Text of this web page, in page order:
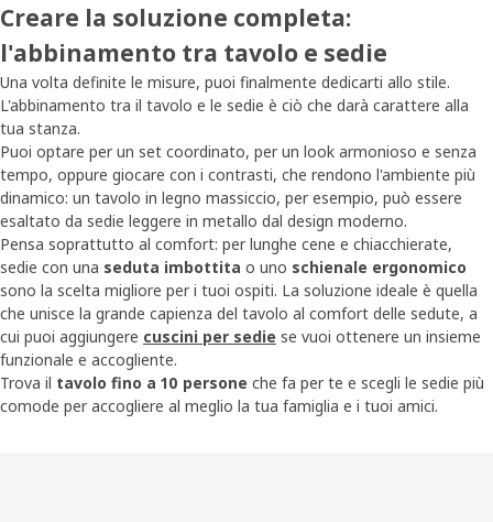
Creare la soluzione completa:
l'abbinamento tra tavolo e sedie
Una volta definite le misure, puoi finalmente dedicarti allo stile.
L'abbinamento tra il tavolo e le sedie è ciò che darà carattere alla
tua stanza.
Puoi optare per un set coordinato, per un look armonioso e senza
tempo, oppure giocare con i contrasti, che rendono l'ambiente più
dinamico: un tavolo in legno massiccio, per esempio, può essere
esaltato da sedie leggere in metallo dal design moderno.
Pensa soprattutto al comfort: per lunghe cene e chiacchierate,
sedie con una seduta imbottita o uno schienale ergonomico
sono la scelta migliore per i tuoi ospiti. La soluzione ideale è quella
che unisce la grande capienza del tavolo al comfort delle sedute, a
cui puoi aggiungere cuscini per sedie se vuoi ottenere un insieme
funzionale e accogliente.
Trova il tavolo fino a 10 persone che fa per te e scegli le sedie più
comode per accogliere al meglio la tua famiglia e i tuoi amici.